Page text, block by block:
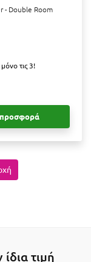
- Double Room
τις 3!
τιμή